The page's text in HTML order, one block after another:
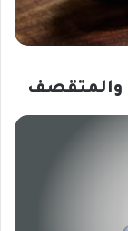
والمتقصف